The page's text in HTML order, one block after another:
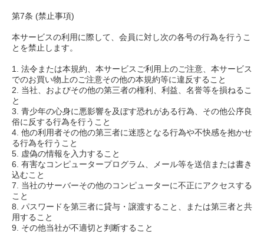
第7条 (禁止事項)
本サービスの利用に際して、会員に対し次の各号の行為を行うこ
とを禁止します。
1. 法令または本規約、本サービスご利用上のご注意、本サービス
でのお買い物上のご注意その他の本規約等に違反すること
2. 当社、およびその他の第三者の権利、利益、名誉等を損ねるこ
と
3. 青少年の心身に悪影響を及ぼす恐れがある行為、その他公序良
俗に反する行為を行うこと
4. 他の利用者その他の第三者に迷惑となる行為や不快感を抱かせ
る行為を行うこと
5. 虚偽の情報を入力すること
6. 有害なコンピュータープログラム、メール等を送信または書き
込むこと
7. 当社のサーバーその他のコンピューターに不正にアクセスする
こと
8. パスワードを第三者に貸与・譲渡すること、または第三者と共
用すること
9. その他当社が不適切と判断すること